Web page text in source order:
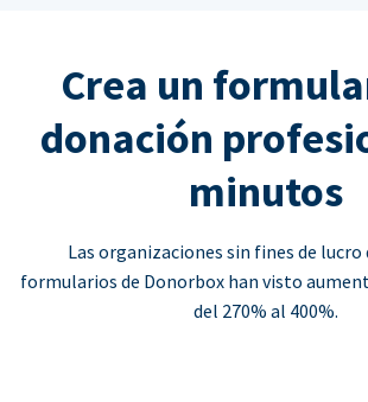
Crea un
donación
minutos
Las organizaciones sin fines de lucro
formularios de Donorbox han visto
del 270% al 400%.